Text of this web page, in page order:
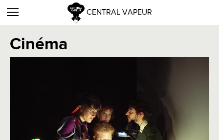
CENTRAL VAPEUR
Cinéma